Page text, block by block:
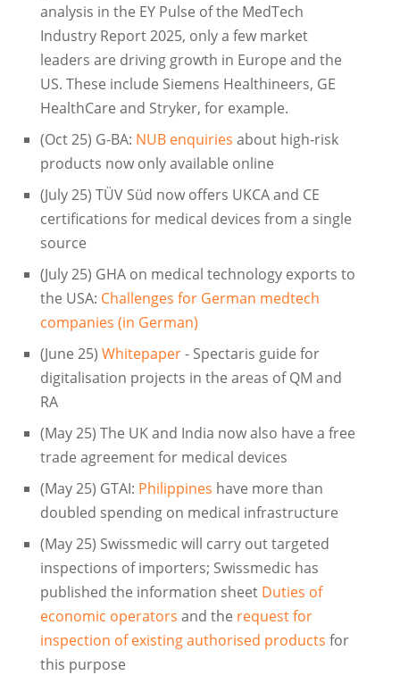
analysis in the EY Pulse of the MedTech
Industry Report 2025, only a few market
leaders are driving growth in Europe and the
US. These include Siemens Healthineers, GE
HealthCare and Stryker, for example.
(Oct 25) G-BA: NUB enquiries about high-risk
products now only available online
(July 25) TÜV Süd now offers UKCA and CE
certifications for medical devices from a single
source
(July 25) GHA on medical technology exports to
the USA: Challenges for German medtech
companies (in German)
(June 25) Whitepaper- Spectaris guide for
digitalisation projects in the areas of QM and
RA
(May 25) The UK and India now also have a free
trade agreement for medical devices
(May 25) GTAI: Philippines have more than
doubled spending on medical infrastructure
(May 25) Swissmedic will carry out targeted
inspections of importers; Swissmedic has
published the information sheetDuties of
economic operators and the request for
inspection of existing authorised products for
this purpose